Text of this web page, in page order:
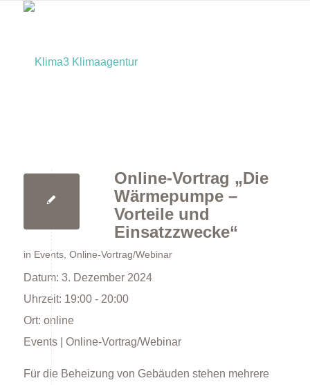
Bürger:innen
Online-Vortrag „Die
Wärmepumpe –
Vorteile und
Einsatzzwecke“
in Events, Online-Vortrag/Webinar
Datum: 3. Dezember 2024
Uhrzeit: 19:00 - 20:00
Ort: online
Events | Online-Vortrag/Webinar
Für die Beheizung von Gebäuden stehen mehrere